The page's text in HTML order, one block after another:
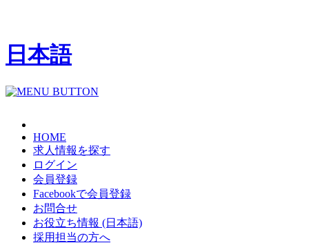
日本語
HOME
求人情報を探す
ログイン
会員登録
Facebookで会員登録
お問合せ
お役立ち情報 (日本語)
採用担当の方へ